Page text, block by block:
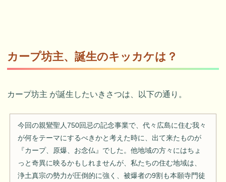
カープ坊主、誕生のキッカケは？
カープ坊主 が誕生したいきさつは、以下の通り。
今回の親鸞聖人750回忌の記念事業で、代々広島に住む我々
が何をテーマにするべきかと考えた時に、出て来たものが
『カープ、原爆、お念仏』でした。他地域の方々にはちょ
っと奇異に映るかもしれませんが、私たちの住む地域は、
浄土真宗の勢力が圧倒的に強く、被爆者の9割も本願寺門徒